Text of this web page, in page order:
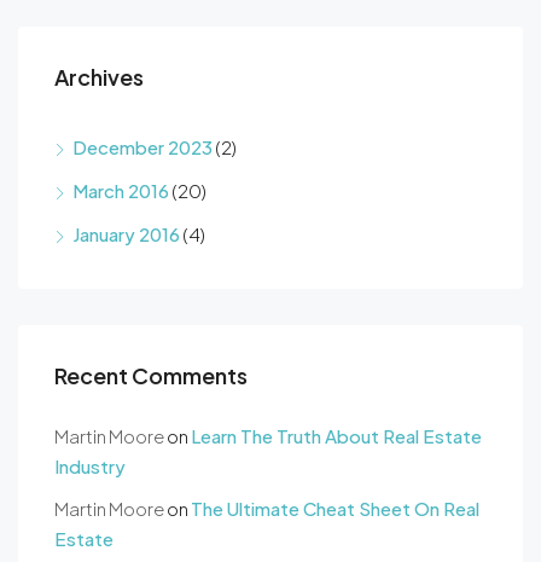
Archives
December 2023 (2)
March 2016 (20)
January 2016 (4)
Recent Comments
Martin Mooreon Learn The Truth About Real Estate
Industry
Martin Mooreon The Ultimate Cheat Sheet On Real
Estate